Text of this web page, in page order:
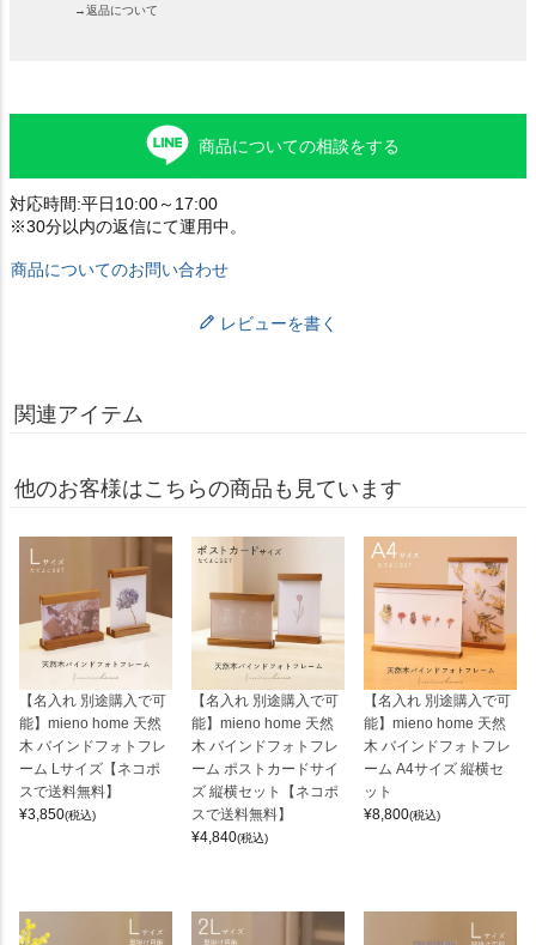
→返品について
商品についての相談をする
対応時間:平日10:00～17:00
※30分以内の返信にて運用中。
商品についてのお問い合わせ
レビューを書く
関連アイテム
他のお客様はこちらの商品も見ています
【名入れ 別途購入で可
能】mieno home 天然
木 バインドフォトフレ
ーム Lサイズ【ネコポ
スで送料無料】
¥3,850(税込)
【名入れ 別途購入で可
能】mieno home 天然
木 バインドフォトフレ
ーム ポストカードサイ
ズ 縦横セット【ネコポ
スで送料無料】
¥4,840(税込)
【名入れ 別途購入で可
能】mieno home 天然
木 バインドフォトフレ
ーム A4サイズ 縦横セ
ット
¥8,800(税込)